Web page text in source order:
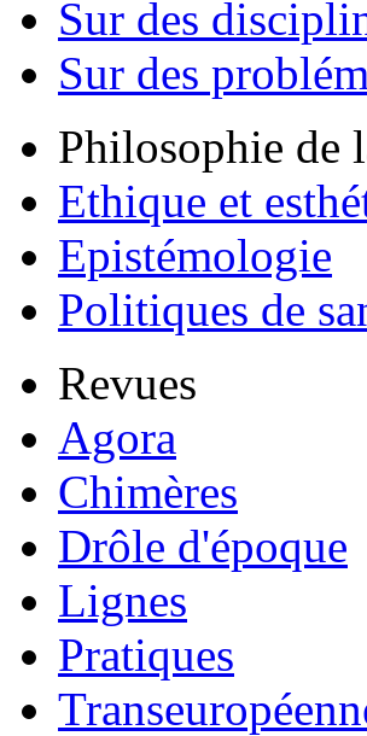
Sur des
Sur des
Philosophie de
Ethique et
Epistémologie
Politiques de
Revues
Agora
Chimères
Drôle d'époque
Lignes
Pratiques